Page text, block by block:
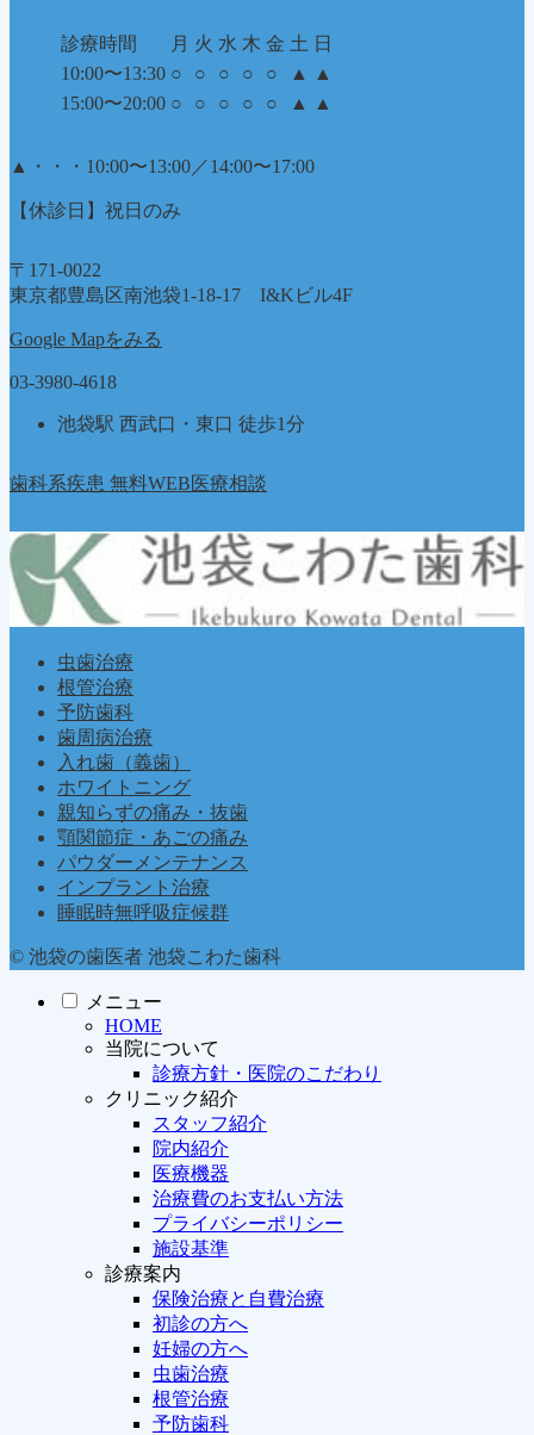
診療時間 月 火 水 木 金 土 日
10:00〜13:30 ○ ○ ○ ○ ○ ▲
▲
15:00〜20:00 ○ ○ ○ ○ ○ ▲ ▲
▲ ・・・10:00〜13:00／14:00〜17:00
【休診日】祝日のみ
〒171-0022
東京都豊島区南池袋1-18-17 I&Kビル4F
Google Mapをみる
03-3980-4618
池袋駅 西武口・東口 徒歩1分
歯科系疾患 無料WEB医療相談
虫歯治療
根管治療
予防歯科
歯周病治療
入れ歯（義歯）
ホワイトニング
親知らずの痛み・抜歯
顎関節症・あごの痛み
パウダーメンテナンス
インプラント治療
睡眠時無呼吸症候群
© 池袋の歯医者 池袋こわた歯科
メニュー
HOME
当院について
診療方針・医院のこだわり
クリニック紹介
スタッフ紹介
院内紹介
医療機器
治療費のお支払い方法
プライバシーポリシー
施設基準
診療案内
保険治療と自費治療
初診の方へ
妊婦の方へ
虫歯治療
根管治療
予防歯科